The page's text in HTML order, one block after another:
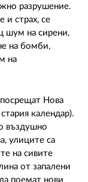
разрушение.
и страх, се
шум на сирени,
на бомби,
на
Нова
календар).
въздушно
улиците са
на сивите
от запалени
поемат нови